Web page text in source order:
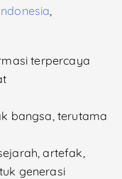
,
terpercaya
bangsa, terutama
artefak,
generasi